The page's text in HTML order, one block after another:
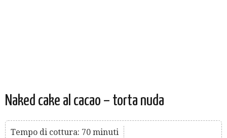
Naked cake al cacao – torta nuda
Tempo di cottura: 70 minuti